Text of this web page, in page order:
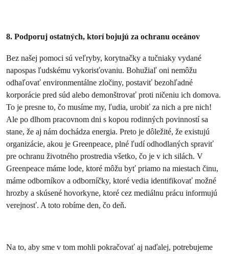
8. Podporuj ostatných, ktorí bojujú za ochranu oceánov
Bez našej pomoci sú veľryby, korytnačky a tučniaky vydané
napospas ľudskému vykorisťovaniu. Bohužiaľ oni nemôžu
odhaľovať environmentálne zločiny, postaviť bezohľadné
korporácie pred súd alebo demonštrovať proti ničeniu ich domova.
To je presne to, čo musíme my, ľudia, urobiť za nich a pre nich!
Ale po dlhom pracovnom dni s kopou rodinných povinností sa
stane, že aj nám dochádza energia. Preto je dôležité, že existujú
organizácie, akou je Greenpeace, plné ľudí odhodlaných spraviť
pre ochranu životného prostredia všetko, čo je v ich silách. V
Greenpeace máme lode, ktoré môžu byť priamo na miestach činu,
máme odborníkov a odborníčky, ktoré vedia identifikovať možné
hrozby a skúsené hovorkyne, ktoré cez mediálnu prácu informujú
verejnosť. A toto robíme den, čo deň.
Na to, aby sme v tom mohli pokračovať aj naďalej, potrebujeme